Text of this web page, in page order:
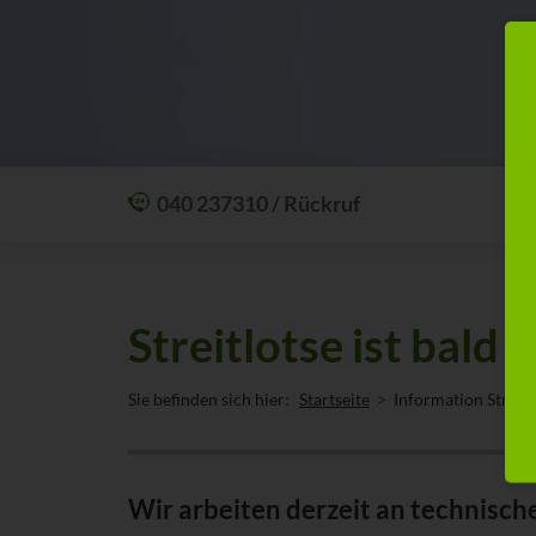
040 237310 / Rückruf
anrufen:Rückrufservice
Streitlotse ist bald
Sie befinden sich hier: Startseite Information
Wir arbeiten derzeit an